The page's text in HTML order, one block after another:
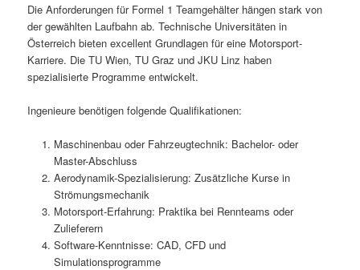
Die Anforderungen für Formel 1 Teamgehälter hängen stark von
der gewählten Laufbahn ab. Technische Universitäten in
Österreich bieten excellent Grundlagen für eine Motorsport-
Karriere. Die TU Wien, TU Graz und JKU Linz haben
spezialisierte Programme entwickelt.
Ingenieure benötigen folgende Qualifikationen:
Maschinenbau oder Fahrzeugtechnik: Bachelor- oder
Master-Abschluss
Aerodynamik-Spezialisierung: Zusätzliche Kurse in
Strömungsmechanik
Motorsport-Erfahrung: Praktika bei Rennteams oder
Zulieferern
Software-Kenntnisse: CAD, CFD und
Simulationsprogramme